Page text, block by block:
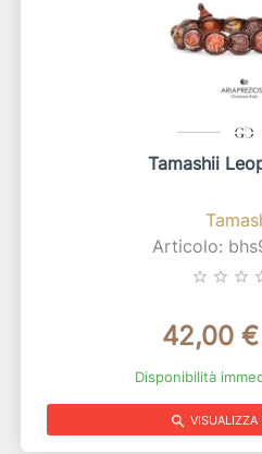
Tamashii
Articolo:
star_border star_border star_border
42,00 €
Disponibilità
search VISUALIZZA